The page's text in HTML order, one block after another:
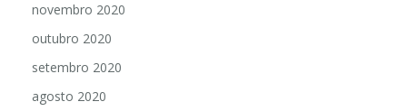
novembro 2020
outubro 2020
setembro 2020
agosto 2020